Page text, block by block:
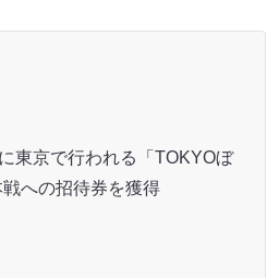
東京で行われる「TOKYOぼ
への招待券を獲得